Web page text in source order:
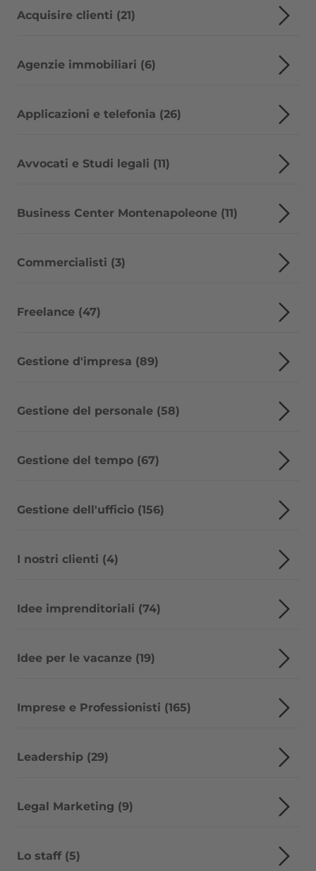
Acquisire clienti (21)
Agenzie immobiliari (6)
Applicazioni e telefonia (26)
Avvocati e Studi legali (11)
Business Center Montenapoleone (11)
Commercialisti (3)
Freelance (47)
Gestione d'impresa (89)
Gestione del personale (58)
Gestione del tempo (67)
Gestione dell'ufficio (156)
I nostri clienti (4)
Idee imprenditoriali (74)
Idee per le vacanze (19)
Imprese e Professionisti (165)
Leadership (29)
Legal Marketing (9)
Lo staff (5)